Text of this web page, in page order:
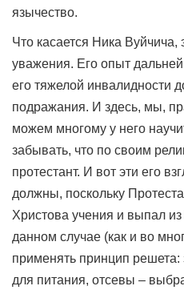
язычество.
Что касается Ника Вуйчича,
уважения. Его опыт
его тяжелой инвалидности
подражания. И здесь, мы,
можем многому у него
забывать, что по своим
протестант. И вот эти его
должны, поскольку
Христова учения и выпал
данном случае (как и во
применять принцип
для питания, отсевы –